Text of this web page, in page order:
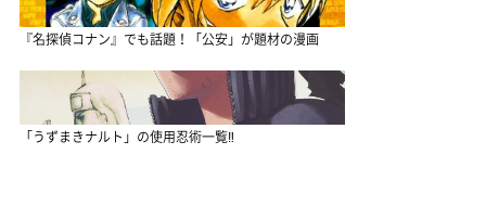
『名探偵コナン』でも話題！「公安」が題材の漫画
「うずまきナルト」の使用忍術一覧‼